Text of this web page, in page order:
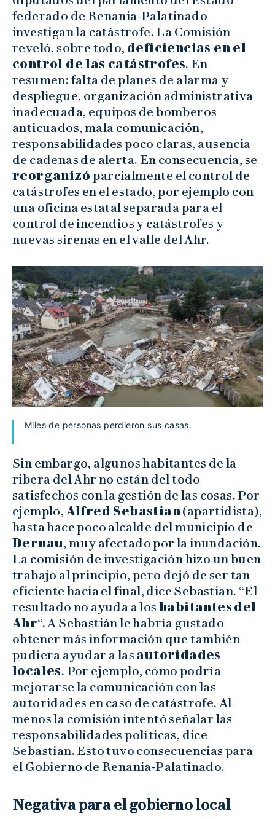
federado de Renania-Palatinado
investigan la catástrofe. La Comisión
reveló, sobre todo, deficiencias en el
control de las catástrofes. En
resumen: falta de planes de alarma y
despliegue, organización administrativa
inadecuada, equipos de bomberos
anticuados, mala comunicación,
responsabilidades poco claras, ausencia
de cadenas de alerta. En consecuencia, se
reorganizóparcialmente el control de
catástrofes en el estado, por ejemplo con
una oficina estatal separada para el
control de incendios y catástrofes y
nuevas sirenas en el valle del Ahr.
Miles de personas perdieron sus casas.
Sin embargo, algunos habitantes de la
ribera del Ahr no están del todo
satisfechos con la gestión de las cosas. Por
ejemplo, Alfred Sebastian(apartidista),
hasta hace poco alcalde del municipio de
Dernau, muy afectado por la inundación.
La comisión de investigación hizo un buen
trabajo al principio, pero dejó de ser tan
eficiente hacia el final, dice Sebastian. “El
resultado no ayuda a los habitantes del
Ahr“. A Sebastián le habría gustado
obtener más información que también
pudiera ayudar a las autoridades
locales. Por ejemplo, cómo podría
mejorarse la comunicación con las
autoridades en caso de catástrofe. Al
menos la comisión intentó señalar las
responsabilidades políticas, dice
Sebastian. Esto tuvo consecuencias para
el Gobierno de Renania-Palatinado.
Negativa para el gobierno local